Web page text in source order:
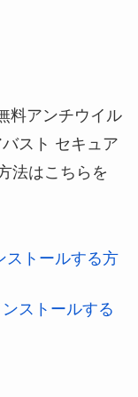
料アンチウイル
スト セキュア
法はこちらを
ストールする方
ストールする